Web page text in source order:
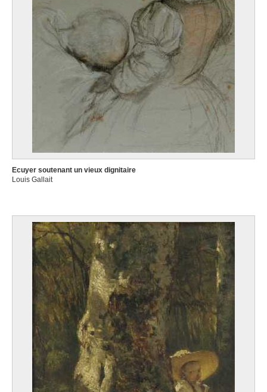
Ecuyer soutenant un vieux dignitaire
Louis Gallait